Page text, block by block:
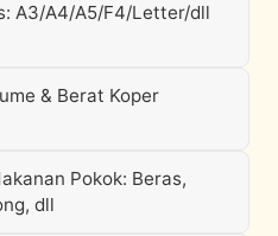
A3/A4/A5/F4/Letter/dll
& Berat Koper
Pokok: Beras,
dll